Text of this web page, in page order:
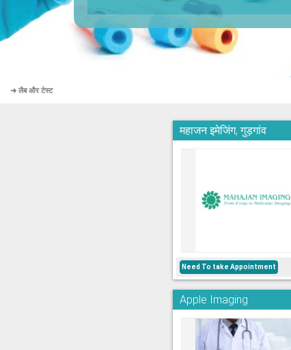
➜ लैब और टेस्ट
महाजन इमेजिंग, गुड़गांव
Need To take Appointment
Apple Imaging